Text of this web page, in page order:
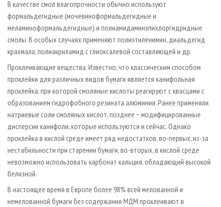
В качестве смол влагопрочности обычно используют
формальдегидные (мочевиноформальдегидные и
меламиноформальдегидные) и полиамидаминэпихлоргидридные
смолы. В особых случаях применяют полиэтиленимин, диальдегид
крахмала, полиакриламид с глиоксалевой составляющей и др.
Проклеивающие вещества. Известно, что классическим способом
проклейки для различных видов бумаги является канифольная
проклейка, при которой смоляные кислоты реагируют с квасцами с
образованием гидрофобного резината алюминия. Ранее применяли
натриевые соли смоляных кислот, позднее − модифицированные
дисперсии канифоли, которые используются и сейчас. Однако
проклейка в кислой среде имеет ряд недостатков, во-первых, из-за
нестабильности при старении бумаги, во-вторых, в кислой среде
невозможно использовать карбонат кальция, обладающий высокой
белизной.
В настоящее время в Европе более 98% всей мелованной и
немелованной бумаги без содержания МДМ проклеивают в